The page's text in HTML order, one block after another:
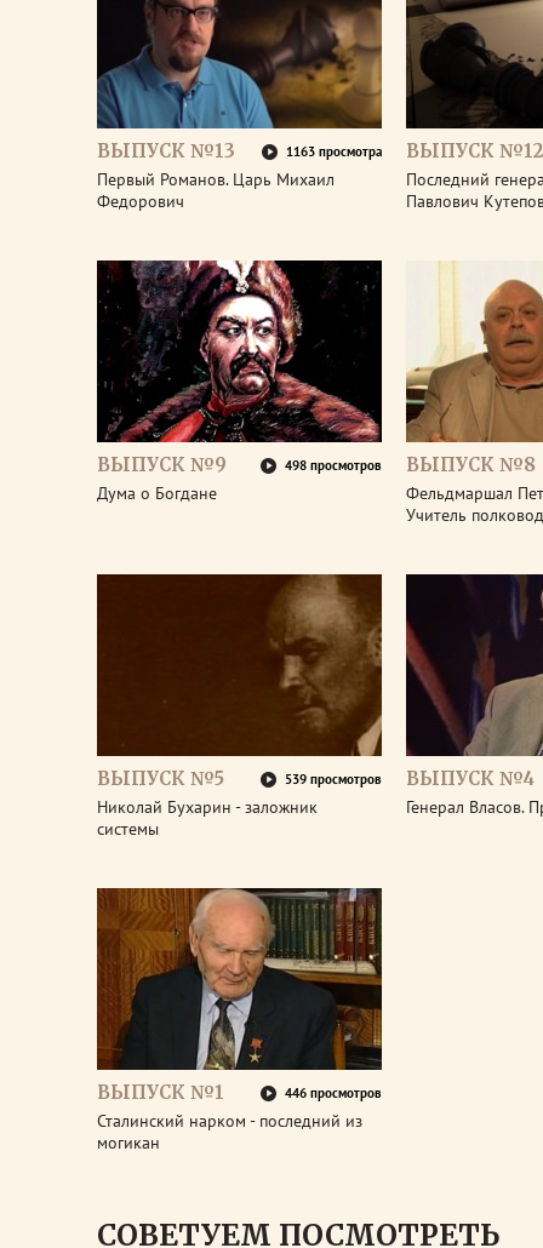
ВЫПУСК №13 1163 просмотра
Первый Романов. Царь Михаил
Федорович
ВЫПУСК №12
Последний
Павлович
ВЫПУСК №9 498 просмотров
Дума о Богдане
ВЫПУСК №8
Фельдмаршал
Учитель
ВЫПУСК №5 539 просмотров
Николай Бухарин - заложник
системы
ВЫПУСК №4
Генерал Власов.
ВЫПУСК №1 446 просмотров
Сталинский нарком - последний из
могикан
СОВЕТУЕМ ПОСМОТРЕТЬ